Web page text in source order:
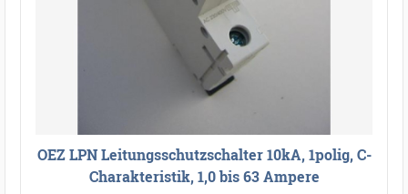
OEZ LPN Leitungsschutzschalter 10kA, 1polig, C-
Charakteristik, 1,0 bis 63 Ampere